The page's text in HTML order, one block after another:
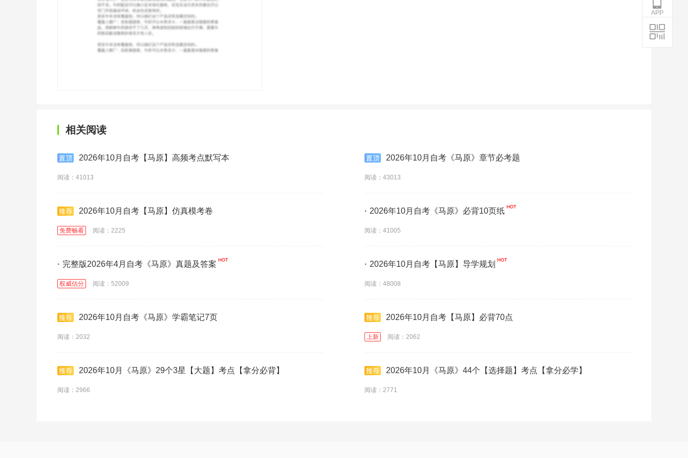
相关阅读
2026年10月自考【马原】高频考点默写本
阅读：41013
2026年10月自考《马原》章节必考题
阅读：43013
2026年10月自考【马原】仿真模考卷
免费畅看 阅读：2225
· 2026年10月自考《马原》必背10页纸
阅读：41005
· 完整版2026年4月自考《马原》真题及答案
权威估分 阅读：52009
· 2026年10月自考【马原】导学规划
阅读：48008
2026年10月自考《马原》学霸笔记7页
阅读：2032
2026年10月自考【马原】必背70点
上新 阅读：2062
2026年10月《马原》29个3星【大题】考点【拿分必背】
阅读：2966
2026年10月《马原》44个【选择题】考点【拿分必学】
阅读：2771
APP